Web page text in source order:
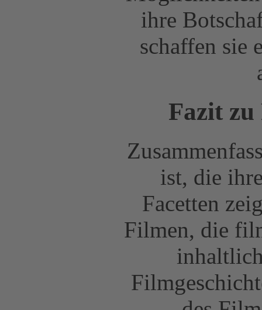
ihre
schaffen sie
Fazit
ist, die
Facetten
Filmen, die